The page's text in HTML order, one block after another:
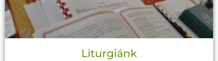
Liturgiánk